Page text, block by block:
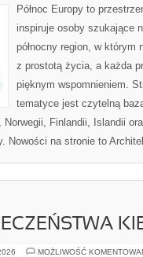
Północ Europy to
inspiruje osoby szukające
północny region, w którym
z prostotą życia, a każda
pięknym wspomnieniem.
tematyce jest czytelną
Finlandii, Islandii
Nowości na stronie to
MOŻLIWOŚĆ